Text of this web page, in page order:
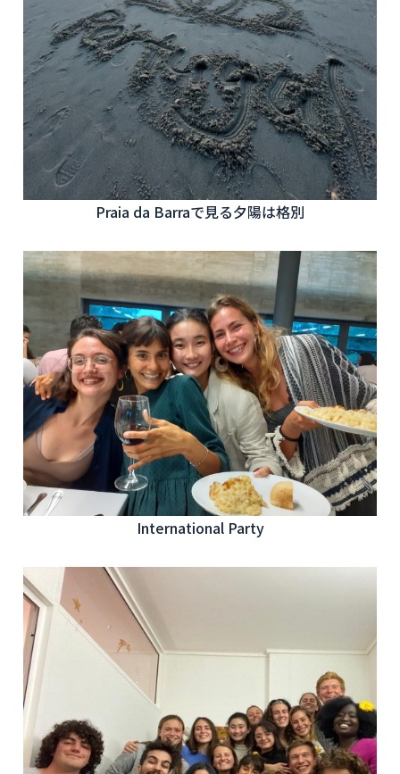
Praia da Barraで見る夕陽は格別
International Party